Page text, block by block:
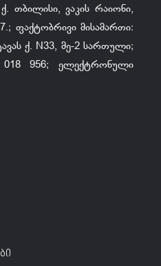
თბილისი, ვაკის რაიონი,
ფაქტობრივი მისამართი:
ქ. N33, მე-2 სართული;
956; ელექტრონული